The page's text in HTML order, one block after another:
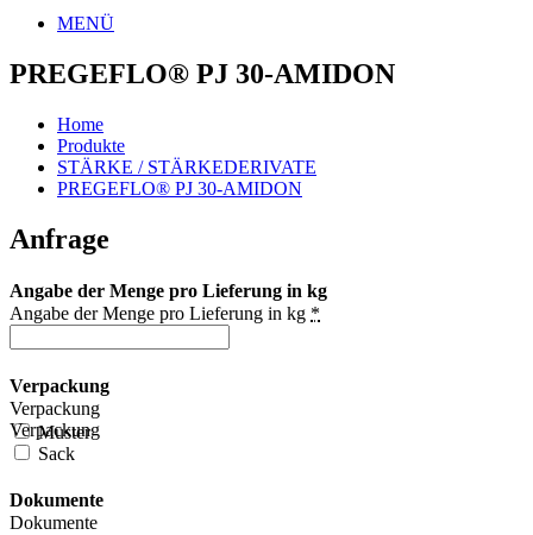
MENÜ
PREGEFLO® PJ 30-AMIDON
Home
Produkte
STÄRKE / STÄRKEDERIVATE
PREGEFLO® PJ 30-AMIDON
Anfrage
Angabe der Menge pro Lieferung in kg
Angabe der Menge pro Lieferung in kg *
Verpackung
Verpackung
Muster
Verpackung
Sack
Dokumente
Dokumente